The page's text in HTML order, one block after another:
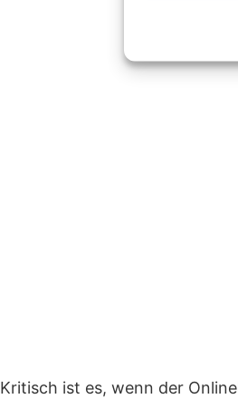
Kritisch ist es, wenn der